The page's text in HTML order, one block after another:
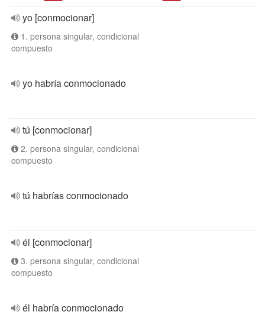
yo [conmocionar]
1. persona singular, condicional
compuesto
yo habría conmocionado
tú [conmocionar]
2. persona singular, condicional
compuesto
tú habrías conmocionado
él [conmocionar]
3. persona singular, condicional
compuesto
él habría conmocionado